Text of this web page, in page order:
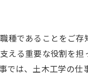
種であることをご
る重要な役割を
は、土木工学の